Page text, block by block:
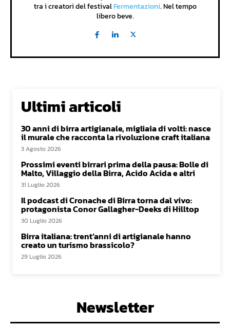
tra i creatori del festivalFermentazioni. Nel tempo
libero beve.
Ultimi articoli
30 anni di birra artigianale, migliaia di volti: nasce
il murale che racconta la rivoluzione craft italiana
3 Agosto 2026
Prossimi eventi birrari prima della pausa: Bolle di
Malto, Villaggio della Birra, Acido Acida e altri
31 Luglio 2026
Il podcast di Cronache di Birra torna dal vivo:
protagonista Conor Gallagher-Deeks di Hilltop
30 Luglio 2026
Birra italiana: trent’anni di artigianale hanno
creato un turismo brassicolo?
29 Luglio 2026
Newsletter